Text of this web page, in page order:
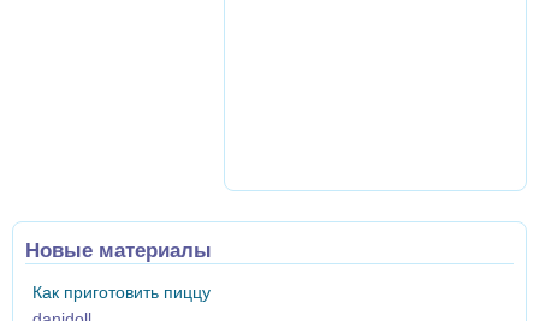
Новые материалы
Как приготовить пиццу